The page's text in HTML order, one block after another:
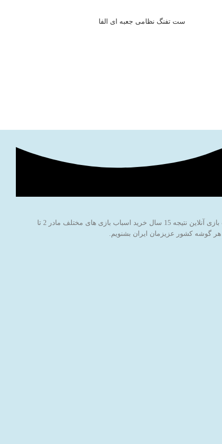
ست تفنگ نظامی جعبه ای الفا
فروشگاه اینترنتی اسباب بازی جادوی پارسی با نام برند جاپاتوی با هدف خاطره سازی برای کودکان عزیز ایران‌زمین شروع به کار کرده است. این فروشگاه اسباب بازی آنلاین نتیجه 15 سال خرید اسباب بازی های مختلف مادر 2 تا
گوشه کشور عزیزمان ایران بشنویم.